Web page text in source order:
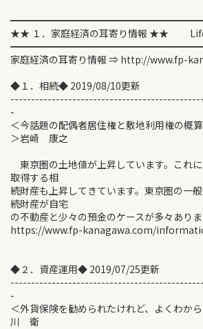
★★ １．家庭経済の耳寄り情報 ★★
家庭経済の耳寄り情報 ⇒ http://www.fp-
◆１．相続◆ 2019/08/10更新
-
＜今話題の配偶者居住権と敷地利用権の概
＞岩崎 康之
東京圏の土地値が上昇しています。これ
取得する相
続財産も上昇してきています。東京圏の一
続財産が自宅
の不動産と少々の預金のケースが多々ありま
https://www.fp-kanagawa.com/
◆２．資産運用◆ 2019/07/25更新
-
＜外貨保険を勧められたけれど、よく
川 衛